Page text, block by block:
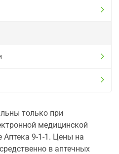
только при
медицинской
9-1-1. Цены на
в аптечных